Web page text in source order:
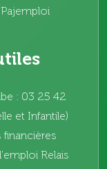
: 03 25 42
et Infantile)
financières
Relais